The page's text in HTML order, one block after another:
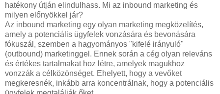
hatékony útján elindulhass. Mi az inbound marketing és
milyen előnyökkel jár?
Az inbound marketing egy olyan marketing megközelítés,
amely a potenciális ügyfelek vonzására és bevonására
fókuszál, szemben a hagyományos "kifelé irányuló"
(outbound) marketinggel. Ennek során a cég olyan releváns
és értékes tartalmakat hoz létre, amelyek magukhoz
vonzzák a célközönséget. Ehelyett, hogy a vevőket
megkeresnék, inkább arra koncentrálnak, hogy a potenciális